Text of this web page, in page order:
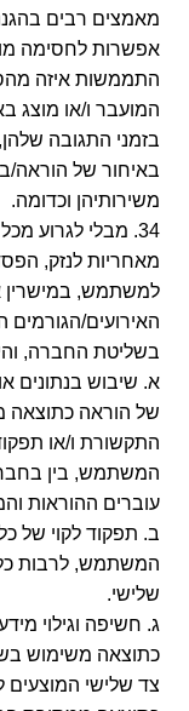
מאמצים רבים
אפשרות לחסימה
התממשות איזה
המועבר ו/או מוצג
בזמני התגובה שלהן,
באיחור של הוראה/
משירותיהן וכדומה.
34. מבלי לגרוע
מאחריות לנזק,
למשתמש, במישרין
האירועים/הגורמים
בשליטת החברה,
א. שיבוש בנתונים
של הוראה כתוצאה
התקשורת ו/או
המשתמש, בין
עוברים ההוראות
ב. תפקוד לקוי של
המשתמש, לרבות כל
שלישי.
ג. חשיפה וגילוי
כתוצאה משימוש
צד שלישי